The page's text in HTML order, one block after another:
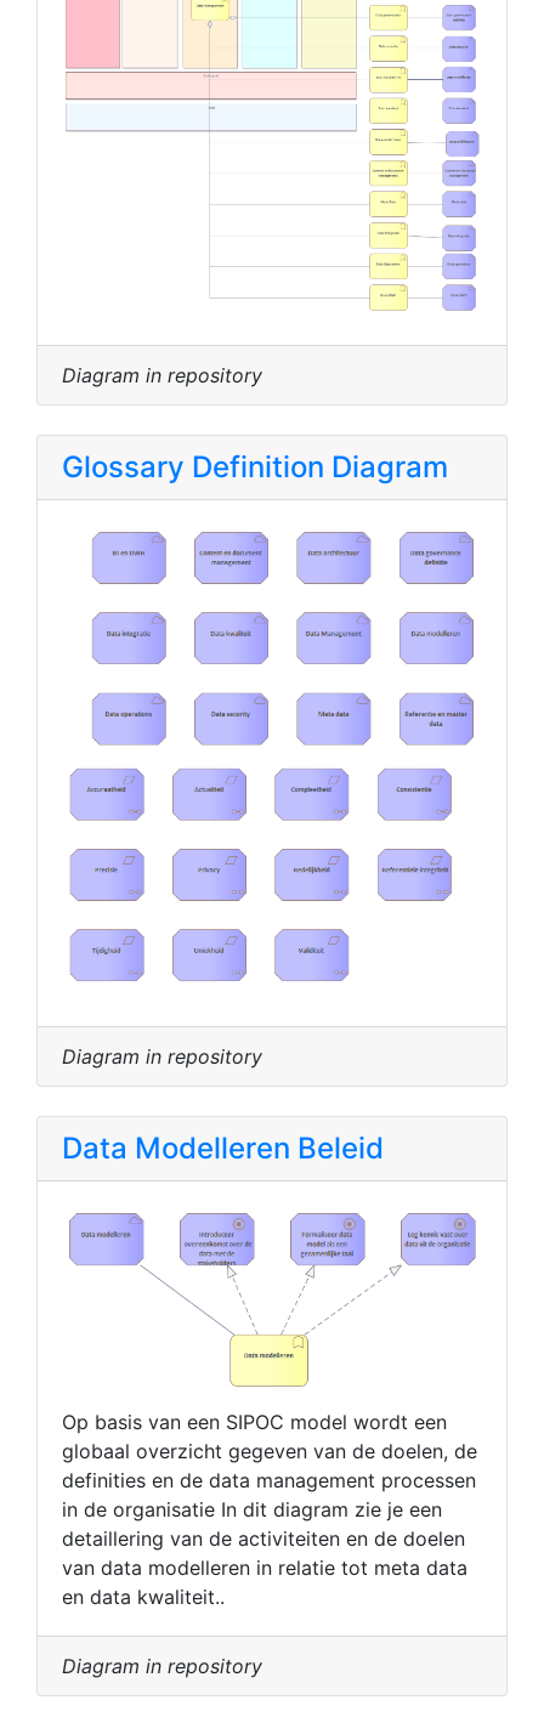
Diagram in repository
Glossary Definition Diagram
Diagram in repository
Data Modelleren Beleid
Op basis van een SIPOC model wordt een
globaal overzicht gegeven van de doelen, de
definities en de data management processen
in de organisatie In dit diagram zie je een
detaillering van de activiteiten en de doelen
van data modelleren in relatie tot meta data
en data kwaliteit..
Diagram in repository